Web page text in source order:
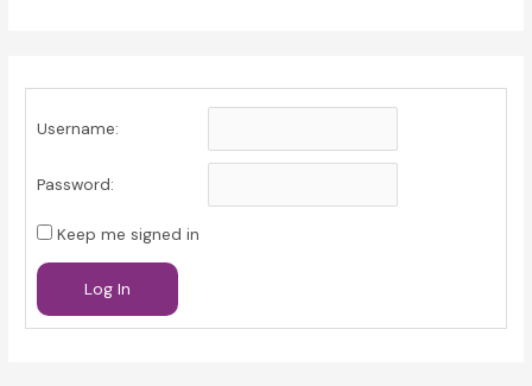
Username:
Password:
Keep me signed in
Log In